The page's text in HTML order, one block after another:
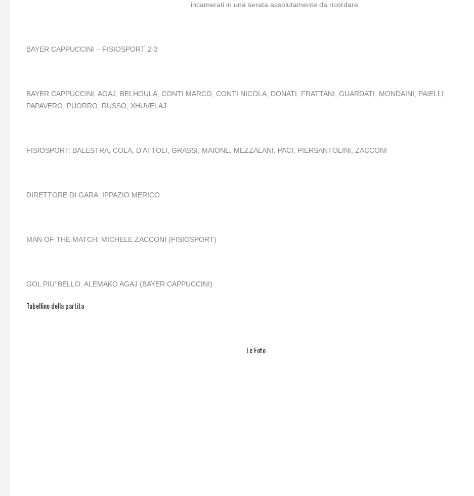
incamerati in una serata assolutamente da ricordare.
BAYER CAPPUCCINI – FISIOSPORT 2-3
BAYER CAPPUCCINI: AGAJ, BELHOULA, CONTI MARCO, CONTI NICOLA, DONATI, FRATTANI, GUARDATI, MONDAINI, PAIELLI,
PAPAVERO, PUORRO, RUSSO, XHUVELAJ
FISIOSPORT: BALESTRA, COLA, D’ATTOLI, GRASSI, MAIONE, MEZZALANI, PACI, PIERSANTOLINI, ZACCONI
DIRETTORE DI GARA: IPPAZIO MERICO
MAN OF THE MATCH: MICHELE ZACCONI (FISIOSPORT)
GOL PIU’ BELLO: ALEMAKO AGAJ (BAYER CAPPUCCINI)
Tabellino della partita
Le Foto